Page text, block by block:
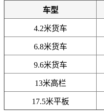
车型
4.2米货车
6.8米货车
9.6米货车
13米高栏
17.5米平板